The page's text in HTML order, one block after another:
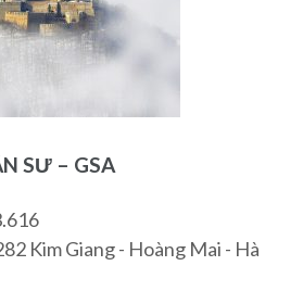
SƯ – GSA
Kim Giang - Hoàng Mai - Hà